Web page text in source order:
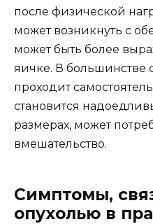
после физической
может возникнуть с
может быть более
яичке. В большинстве
проходит
становится
размерах, может
вмешательство.
Симптомы,
опухолью в